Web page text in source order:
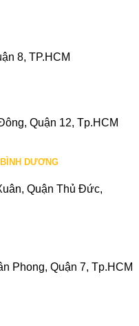
8, TP.HCM
Quận 12, Tp.HCM
DƯƠNG
Quận Thủ Đức,
Phong, Quận 7, Tp.HCM